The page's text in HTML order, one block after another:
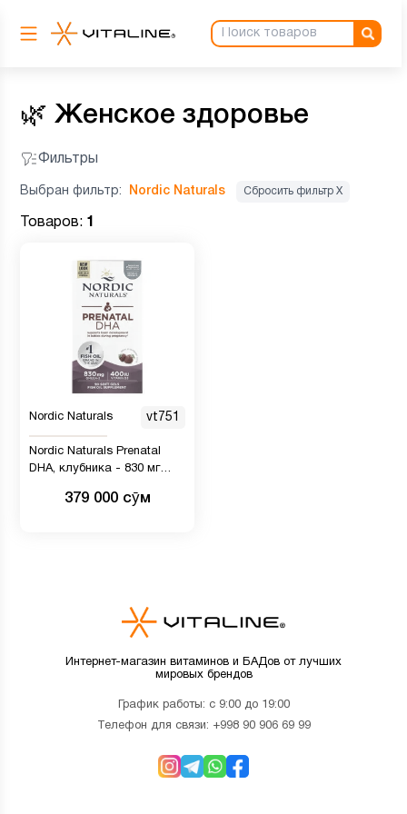
🌿 Женское здоровье
Фильтры
Выбран фильтр: Nordic Naturals Сбросить фильтр Х
Товаров: 1
Nordic Naturals vt751
Nordic Naturals Prenatal
DHA, клубника - 830 мг
D3-90 в мягких гелях -
379 000 сӯм
Интернет-магазин витаминов и БАДов от лучших
мировых брендов
График работы: с 9:00 до 19:00
Телефон для связи: +998 90 906 69 99